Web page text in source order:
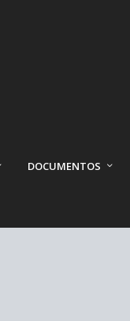
DOCUMENTOS